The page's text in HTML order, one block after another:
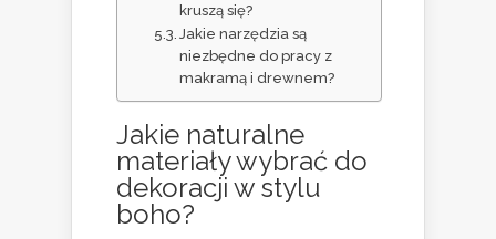
kruszą się?
Jakie narzędzia są
niezbędne do pracy z
makramą i drewnem?
Jakie naturalne
materiały wybrać do
dekoracji w stylu
boho?